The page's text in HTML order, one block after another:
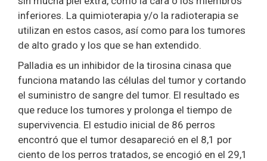
inferiores. La quimioterapia y/o la radioterapia se
utilizan en estos casos, así como para los tumores
de alto grado y los que se han extendido.
Palladia es un inhibidor de la tirosina cinasa que
funciona matando las células del tumor y cortando
el suministro de sangre del tumor. El resultado es
que reduce los tumores y prolonga el tiempo de
supervivencia. El estudio inicial de 86 perros
encontró que el tumor desapareció en el 8,1 por
ciento de los perros tratados, se encogió en el 29,1